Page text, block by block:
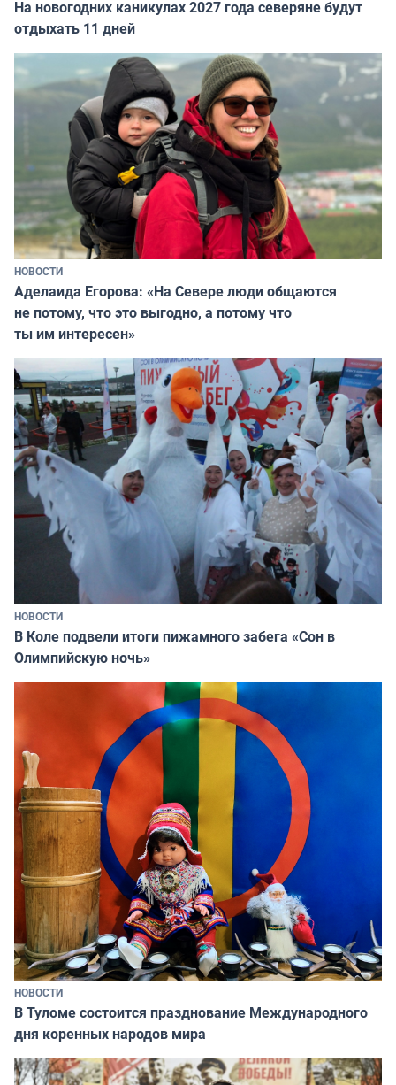
На новогодних каникулах 2027 года северяне будут
отдыхать 11 дней
НОВОСТИ
Аделаида Егорова: «На Севере люди общаются
не потому, что это выгодно, а потому что
ты им интересен»
НОВОСТИ
В Коле подвели итоги пижамного забега «Сон в
Олимпийскую ночь»
НОВОСТИ
В Туломе состоится празднование Международного
дня коренных народов мира